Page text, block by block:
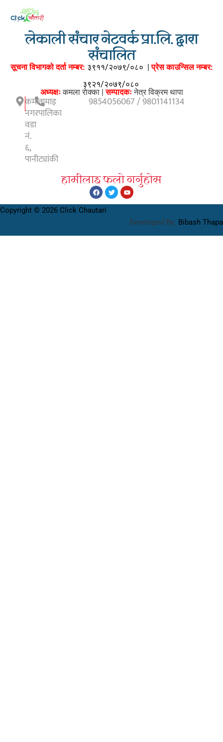
लेकाली संचार नेटवर्क प्रा.लि. द्वारा
संचालित
सूचना विभागको दर्ता नम्बर: ३९११/२०७९/०८० |प्रेस काउन्सिल नम्बर:
३९२१/२०७९/०८०
अध्यक्षःकमला राेक्का |सम्पादकःनेत्र विक्रम थापा
कमलामाइ
नगरपालिका
वडा
नं.
६,
पानीट्यांकी
9854056067 / 9801141134
हामीलाइ फलाे गर्नुहाेस
Copyright © 2026 Click Chautari
Developed By: Bibash Thapa